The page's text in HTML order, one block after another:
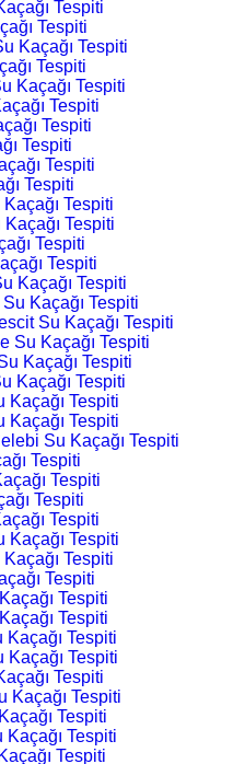
Tespiti
Tespiti
Kaçağı Tespiti
Tespiti
Kaçağı Tespiti
Tespiti
Tespiti
Tespiti
Tespiti
Tespiti
Tespiti
Tespiti
Tespiti
Tespiti
Kaçağı Tespiti
Kaçağı Tespiti
Su Kaçağı Tespiti
Su Kaçağı Tespiti
Kaçağı Tespiti
Kaçağı Tespiti
Kaçağı Tespiti
Kaçağı Tespiti
Su Kaçağı Tespiti
Tespiti
Tespiti
Tespiti
Tespiti
Kaçağı Tespiti
Tespiti
Tespiti
Tespiti
Tespiti
Kaçağı Tespiti
Kaçağı Tespiti
Tespiti
Kaçağı Tespiti
Tespiti
Tespiti
Tespiti